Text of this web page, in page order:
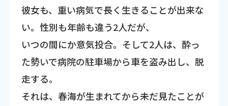
彼女も、重い病気で長く生きることが出来な
い。性別も年齢も違う2人だが、
いつの間にか意気投合。そして2人は、酔っ
た勢いで病院の駐車場から車を盗み出し、脱
走する。
それは、春海が生まれてから未だ見たことが